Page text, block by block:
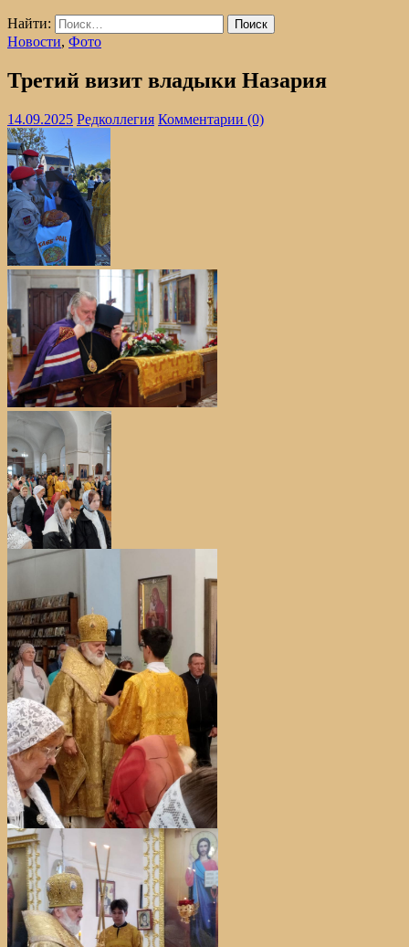
Найти:
Новости, Фото
Третий визит владыки Назария
14.09.2025 Редколлегия Комментарии (0)